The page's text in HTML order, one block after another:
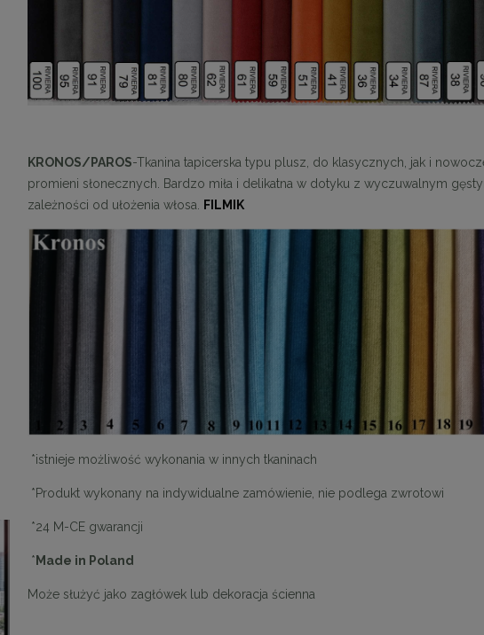
KRONOS/PAROS-Tkanina tapicerska typu plusz, do klasycznych, jak i
promieni słonecznych. Bardzo miła i delikatna w dotyku z wyczuwalnym
zależności od ułożenia włosa.
FILMIK
*istnieje możliwość wykonania w innych tkaninach
*Produkt wykonany na indywidualne zamówienie, nie podlega zwrotowi
*24 M-CE gwarancji
* Made in Poland
Może służyć jako zagłówek lub dekoracja ścienna